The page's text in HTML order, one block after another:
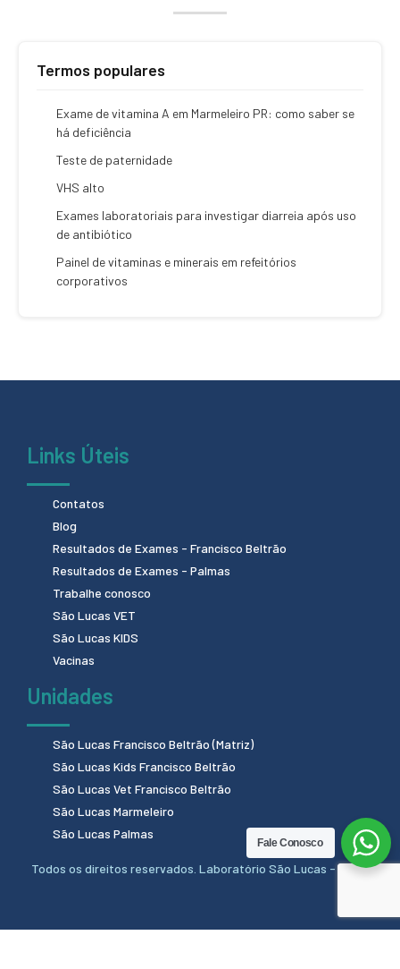
Termos populares
Exame de vitamina A em Marmeleiro PR: como saber se
há deficiência
Teste de paternidade
VHS alto
Exames laboratoriais para investigar diarreia após uso
de antibiótico
Painel de vitaminas e minerais em refeitórios
corporativos
Links Úteis
Contatos
Blog
Resultados de Exames - Francisco Beltrão
Resultados de Exames - Palmas
Trabalhe conosco
São Lucas VET
São Lucas KIDS
Vacinas
Unidades
São Lucas Francisco Beltrão (Matriz)
São Lucas Kids Francisco Beltrão
São Lucas Vet Francisco Beltrão
São Lucas Marmeleiro
São Lucas Palmas
Todos os direitos reservados. Laboratório São Lucas - 2024.
Fale Conosco